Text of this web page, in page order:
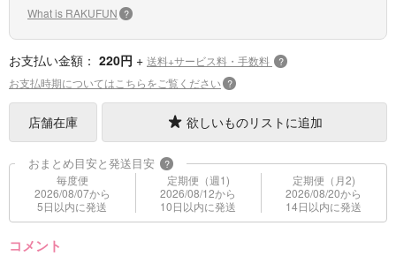
What is RAKUFUN ?
お支払い金額： 220円 + 送料+サービス料・手数料 ?
お支払時期についてはこちらをご覧ください ?
店舗在庫 欲しいものリストに追加
おまとめ目安と発送目安 ?
毎度便
2026/08/07から
5日以内に発送
定期便（週1)
2026/08/12から
10日以内に発送
定期便（月2)
2026/08/20から
14日以内に発送
コメント